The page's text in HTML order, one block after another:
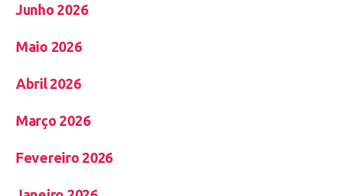
Junho 2026
Maio 2026
Abril 2026
Março 2026
Fevereiro 2026